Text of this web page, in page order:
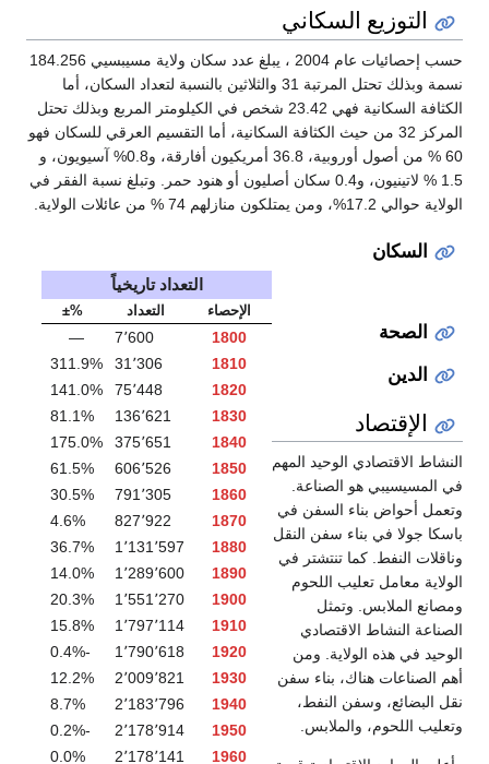
حسب إحصائيات عام 2004 ، يبلغ عدد سكان ولاية مسيبسيي 184.256
نسمة وبذلك تحتل المرتبة 31 والثلاثين بالنسبة لتعداد السكان، أما
الكثافة السكانية فهي 23.42 شخص في الكيلومتر المربع وبذلك تحتل
الكثافة السكانية، أما التقسيم العرقي للسكان فهو
60 % من أصول أوروبية، 36.8 أمريكيون أفارقة، و0.8% آسيويون، و
لاتينيون، و0.4 سكان أصليون أو هنود حمر. وتبلغ نسبة الفقر في
%±
1800
—
1810
311.9%
1820
141.0%
1830
81.1%
1840
375٬651
175.0%
1850
606٬526
61.5%
1860
791٬305
30.5%
1870
827٬922
4.6%
1880
1٬131٬597
36.7%
1890
1٬289٬600
14.0%
1900
1٬551٬270
20.3%
1910
1٬797٬114
15.8%
1920
1٬790٬618
1930
2٬009٬821
12.2%
1940
2٬183٬796
8.7%
1950
2٬178٬914
1960
2٬178٬141
0.0%
المهم
في
النقل
في
سفن